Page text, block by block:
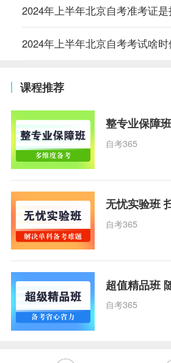
2024年上半年北京自考准考证
2024年上半年北京自考考试啥
课程推荐
整专业保障班
自考365
无忧实验班
自考365
超值精品班
自考365